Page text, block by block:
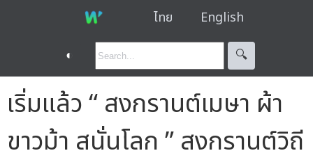
ไทย English
◐ 🔍︎
เริ่มแล้ว “ สงกรานต์เมษา ผ้า
ขาวม้า สนั่นโลก ” สงกรานต์วิถี